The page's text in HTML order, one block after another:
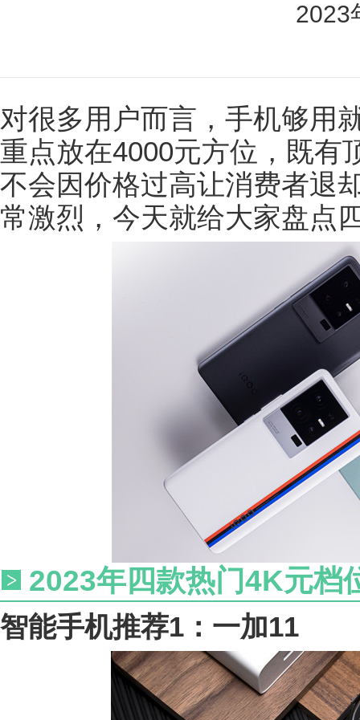
2023
对很多用户而言，手机够用
重点放在4000元方位，既有
不会因价格过高让消费者退
常激烈，今天就给大家盘点
2023年四款热门4K元档
智能手机推荐1：一加11